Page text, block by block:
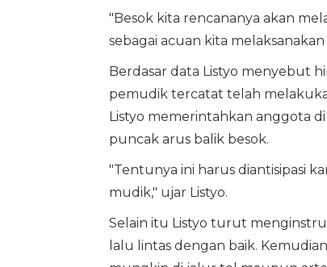
"Besok kita rencananya akan
sebagai acuan kita
Berdasar data Listyo menyebut
pemudik tercatat telah
Listyo memerintahkan anggota
puncak arus balik besok.
"Tentunya ini harus diantisipasi
mudik," ujar Listyo.
Selain itu Listyo turut
lalu lintas dengan baik.